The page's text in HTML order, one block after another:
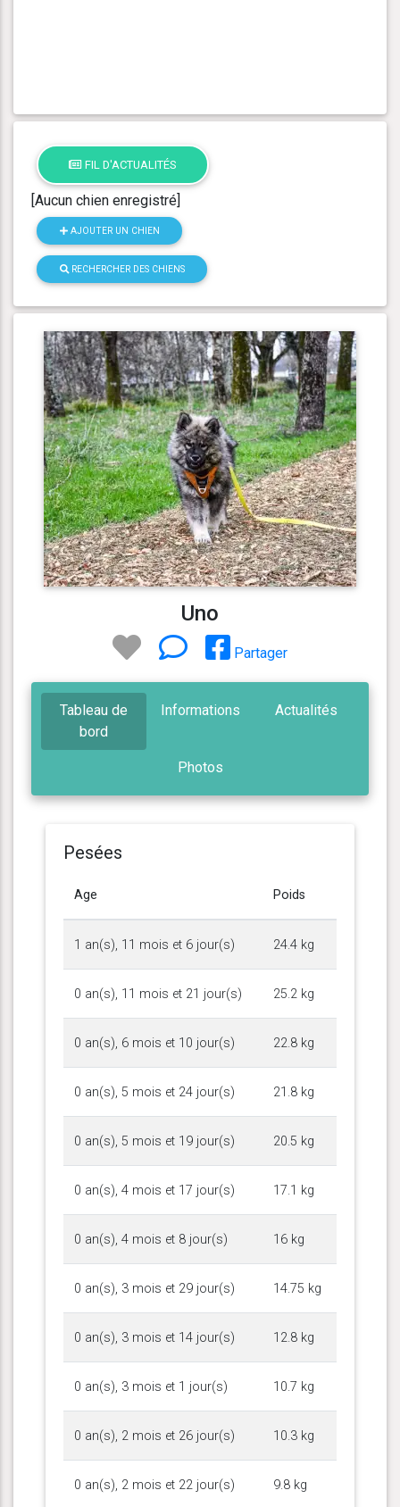
FIL D'ACTUALITÉS
[Aucun chien enregistré]
AJOUTER UN CHIEN
RECHERCHER DES CHIENS
Uno
Partager
Tableau de
bord
Informations Actualités
Photos
Pesées
Age Poids
1 an(s), 11 mois et 6 jour(s) 24.4 kg
0 an(s), 11 mois et 21 jour(s) 25.2 kg
0 an(s), 6 mois et 10 jour(s) 22.8 kg
0 an(s), 5 mois et 24 jour(s) 21.8 kg
0 an(s), 5 mois et 19 jour(s) 20.5 kg
0 an(s), 4 mois et 17 jour(s) 17.1 kg
0 an(s), 4 mois et 8 jour(s) 16 kg
0 an(s), 3 mois et 29 jour(s) 14.75 kg
0 an(s), 3 mois et 14 jour(s) 12.8 kg
0 an(s), 3 mois et 1 jour(s) 10.7 kg
0 an(s), 2 mois et 26 jour(s) 10.3 kg
0 an(s), 2 mois et 22 jour(s) 9.8 kg